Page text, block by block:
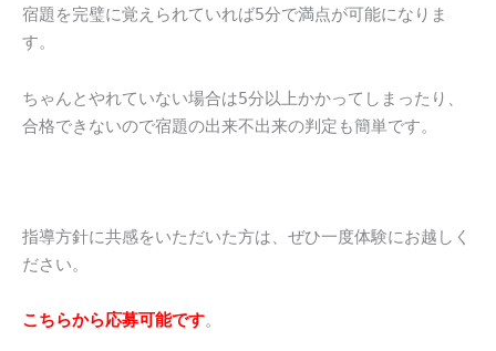
宿題を完璧に覚えられていれば5分で満点が可能になりま
す。
ちゃんとやれていない場合は5分以上かかってしまったり、
合格できないので宿題の出来不出来の判定も簡単です。
指導方針に共感をいただいた方は、ぜひ一度体験にお越しく
ださい。
こちらから応募可能です。